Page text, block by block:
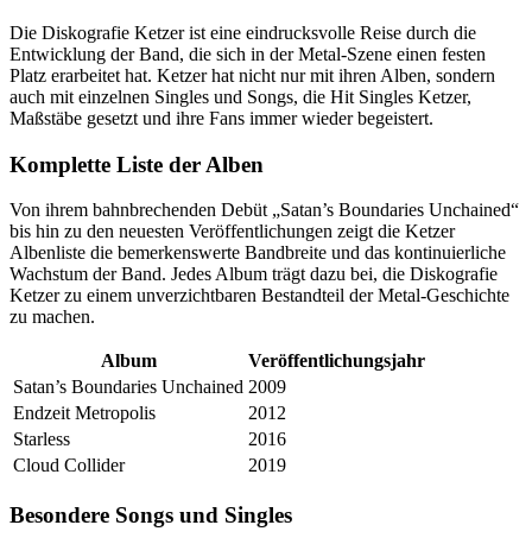
Die Diskografie Ketzer ist eine eindrucksvolle Reise durch die
Entwicklung der Band, die sich in der Metal-Szene einen festen
Platz erarbeitet hat. Ketzer hat nicht nur mit ihren Alben, sondern
auch mit einzelnen Singles und Songs, die Hit Singles Ketzer,
Maßstäbe gesetzt und ihre Fans immer wieder begeistert.
Komplette Liste der Alben
Von ihrem bahnbrechenden Debüt „Satan’s Boundaries Unchained“
bis hin zu den neuesten Veröffentlichungen zeigt die Ketzer
Albenliste die bemerkenswerte Bandbreite und das kontinuierliche
Wachstum der Band. Jedes Album trägt dazu bei, die Diskografie
Ketzer zu einem unverzichtbaren Bestandteil der Metal-Geschichte
zu machen.
Album
Veröffentlichungsjahr
Satan’s Boundaries Unchained 2009
Endzeit Metropolis
2012
Starless
2016
Cloud Collider
2019
Besondere Songs und Singles